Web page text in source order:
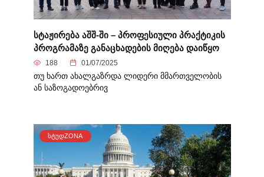
სტაჟირება აშშ-ში – პროფესიული პრაქტიკის
პროგრამაზე განაცხადების მიღება დაიწყო
188 01/07/2025
თუ ხართ ახალგაზრდა ლიდერი მმართველობის
ან საზოგადოებრივ
ᲡᲢᲣᲓZONA